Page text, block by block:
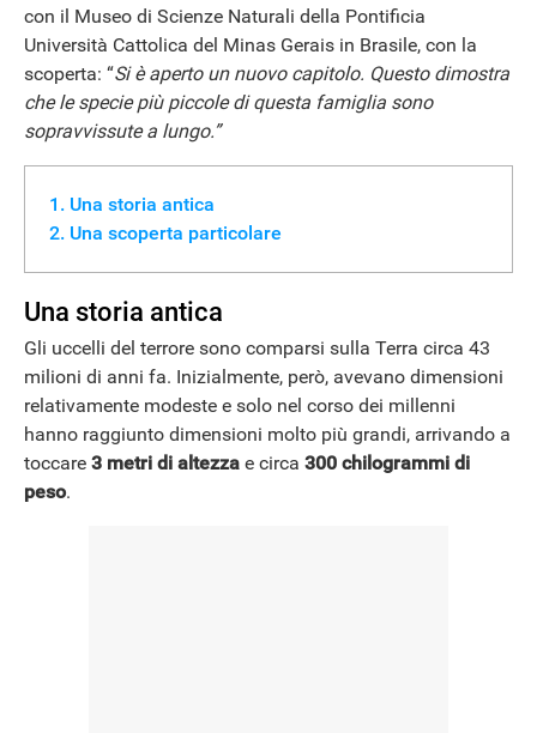
con il Museo di Scienze Naturali della Pontificia
Università Cattolica del Minas Gerais in Brasile, con la
scoperta: “Si è aperto un nuovo capitolo. Questo dimostra
che le specie più piccole di questa famiglia sono
sopravvissute a lungo.”
Una storia antica
Una scoperta particolare
Una storia antica
Gli uccelli del terrore sono comparsi sulla Terra circa 43
milioni di anni fa. Inizialmente, però, avevano dimensioni
relativamente modeste e solo nel corso dei millenni
hanno raggiunto dimensioni molto più grandi, arrivando a
toccare 3 metri di altezza e circa 300 chilogrammi di
peso.